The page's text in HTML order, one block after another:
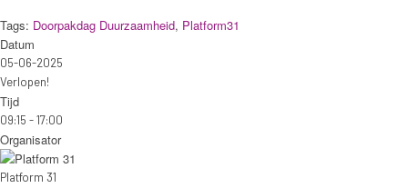
Tags: Doorpakdag Duurzaamheid, Platform31
Datum
05-06-2025
Verlopen!
Tijd
09:15 - 17:00
Organisator
Platform 31